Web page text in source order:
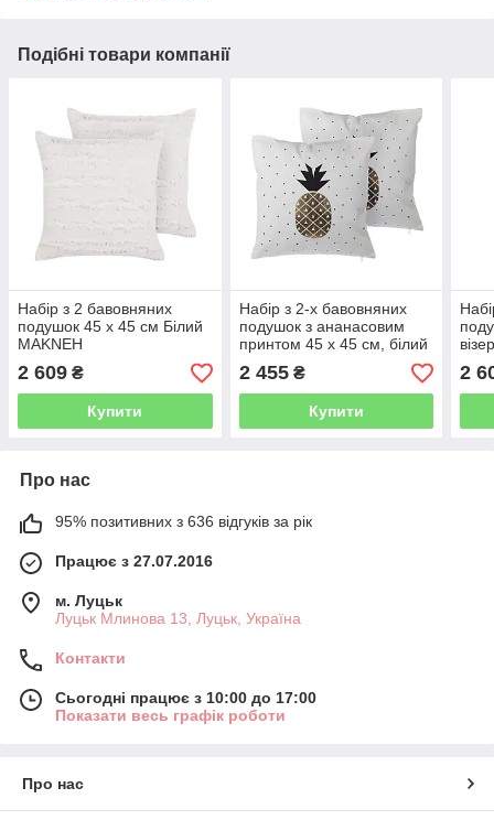
Подібні товари компанії
Набір з 2 бавовняних
подушок 45 х 45 см Білий
MAKNEH
2 609 ₴
Купити
Набір з 2-х бавовняних
подушок з ананасовим
принтом 45 x 45 см, білий
YASMIN
2 455₴
Купити
2
Про нас
95% позитивних з 636 відгуків за рік
Працює з 27.07.2016
м. Луцьк
Луцьк Млинова 13, Луцьк, Україна
Контакти
Сьогодні працює з 10:00 до 17:00
Показати весь графік роботи
Про нас